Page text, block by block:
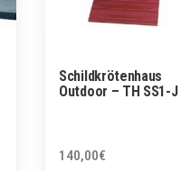
Schildkrötenhaus
Outdoor – TH SS1-J
140,00€